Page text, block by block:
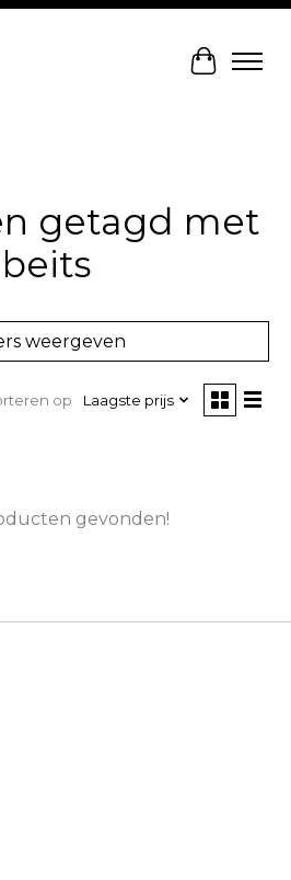
getagd met
beits
weergeven
op Laagste prijs
gevonden!